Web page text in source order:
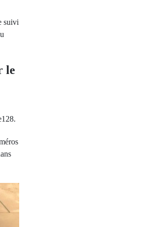
suivi
le